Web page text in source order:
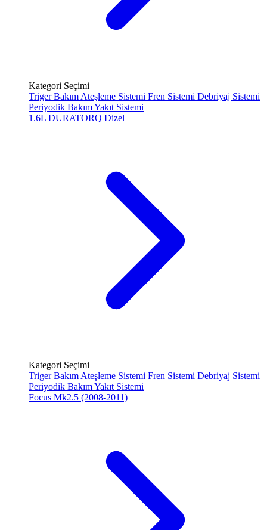
Kategori Seçimi
Triger Bakım Ateşleme Sistemi Fren Sistemi Debriyaj Sistemi
Periyodik BakımYakıt Sistemi
1.6L DURATORQ Dizel
Kategori Seçimi
Triger Bakım Ateşleme Sistemi Fren Sistemi Debriyaj Sistemi
Periyodik BakımYakıt Sistemi
Focus Mk2.5 (2008-2011)